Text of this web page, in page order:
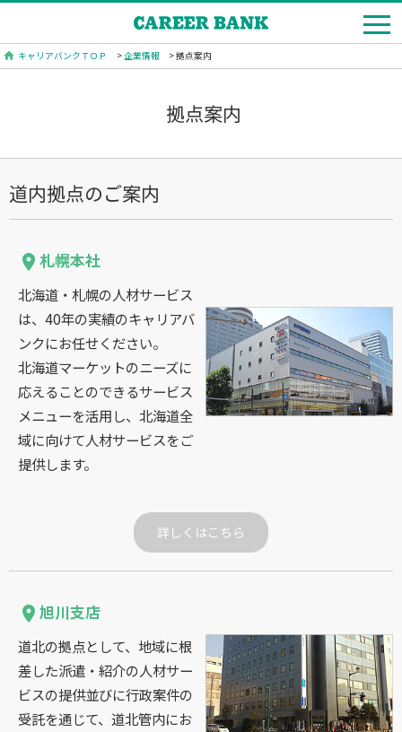
キャリアバンクＴＯＰ >企業情報 > 拠点案内
拠点案内
道内拠点のご案内
place 札幌本社
北海道・札幌の人材サービス
は、40年の実績のキャリアバ
ンクにお任せください。
北海道マーケットのニーズに
応えることのできるサービス
メニューを活用し、北海道全
域に向けて人材サービスをご
提供します。
詳しくはこちら
place 旭川支店
道北の拠点として、地域に根
差した派遣・紹介の人材サー
ビスの提供並びに行政案件の
受託を通じて、道北管内にお